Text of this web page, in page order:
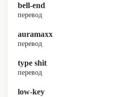
bell-end
перевод
auramaxx
перевод
type shit
перевод
low-key